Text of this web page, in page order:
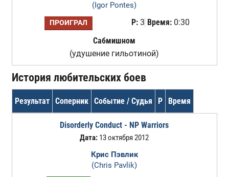
(Igor Pontes)
ПРОИГРАЛ Р:3 Время:0:30
Сабмишном
(удушение гильотиной)
История любительских боев
Результат Соперник Событие / Судья Р Время
Disorderly Conduct - NP Warriors
Дата: 13 октября 2012
Крис Пэвлик
(Chris Pavlik)